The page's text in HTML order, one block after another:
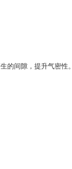
的间隙，提升气密性。